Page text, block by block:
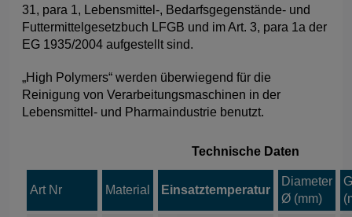
31, para 1, Lebensmittel-, Bedarfsgegenstände- und
Futtermittelgesetzbuch LFGB und im Art. 3, para 1a der
EG 1935/2004 aufgestellt sind.
„High Polymers“ werden überwiegend für die
Reinigung von Verarbeitungsmaschinen in der
Lebensmittel- und Pharmaindustrie benutzt.
Technische Daten
Art Nr Material Einsatztemperatur
Diameter
Ø (mm)